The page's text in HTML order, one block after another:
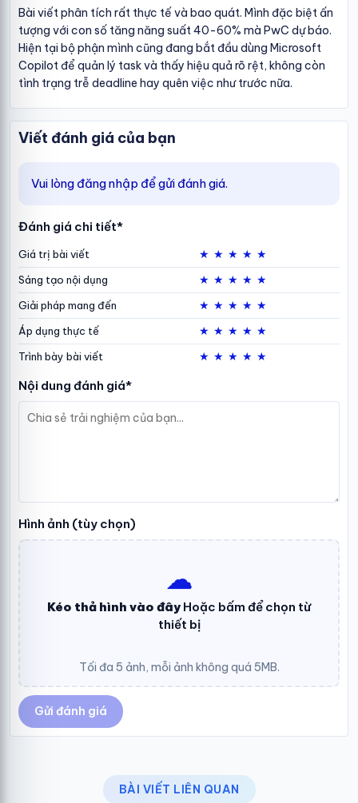
Bài viết phân tích rất thực tế và bao quát. Mình đặc biệt ấn
tượng với con số tăng năng suất 40-60% mà PwC dự báo.
Hiện tại bộ phận mình cũng đang bắt đầu dùng Microsoft
Copilot để quản lý task và thấy hiệu quả rõ rệt, không còn
tình trạng trễ deadline hay quên việc như trước nữa.
Viết đánh giá của bạn
Vui lòng đăng nhập để gửi đánh giá.
Đánh giá chi tiết*
Giá trị bài viết ★ ★ ★ ★ ★
Sáng tạo nội dụng ★ ★ ★ ★ ★
Giải pháp mang đến ★ ★ ★ ★ ★
Áp dụng thực tế ★ ★ ★ ★ ★
Trình bày bài viết ★ ★ ★ ★ ★
Nội dung đánh giá*
Hình ảnh (tùy chọn)
☁︎
Kéo thả hình vào đây Hoặc bấm để chọn từ
thiết bị
Tối đa 5 ảnh, mỗi ảnh không quá 5MB.
Gửi đánh giá
BÀI VIẾT LIÊN QUAN